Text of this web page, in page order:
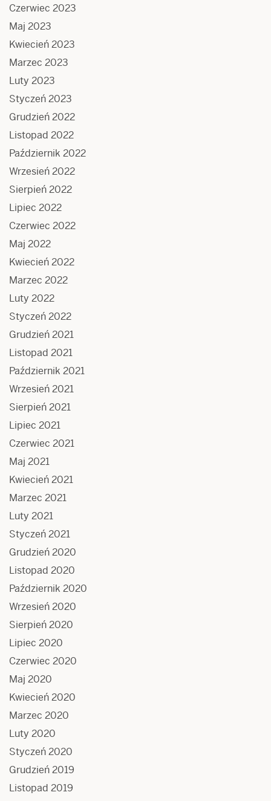
Czerwiec 2023
Maj 2023
Kwiecień 2023
Marzec 2023
Luty 2023
Styczeń 2023
Grudzień 2022
Listopad 2022
Październik 2022
Wrzesień 2022
Sierpień 2022
Lipiec 2022
Czerwiec 2022
Maj 2022
Kwiecień 2022
Marzec 2022
Luty 2022
Styczeń 2022
Grudzień 2021
Listopad 2021
Październik 2021
Wrzesień 2021
Sierpień 2021
Lipiec 2021
Czerwiec 2021
Maj 2021
Kwiecień 2021
Marzec 2021
Luty 2021
Styczeń 2021
Grudzień 2020
Listopad 2020
Październik 2020
Wrzesień 2020
Sierpień 2020
Lipiec 2020
Czerwiec 2020
Maj 2020
Kwiecień 2020
Marzec 2020
Luty 2020
Styczeń 2020
Grudzień 2019
Listopad 2019